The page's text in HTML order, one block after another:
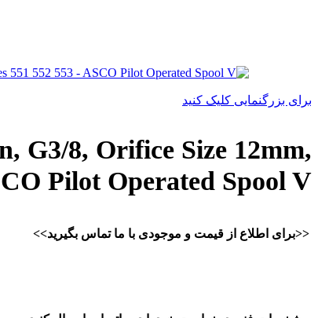
برای بزرگنمایی کلیک کنید
G3/8, Orifice Size 12mm,
Pilot Operated Spool V
<<برای اطلاع از قیمت و موجودی با ما تماس بگیرید>>